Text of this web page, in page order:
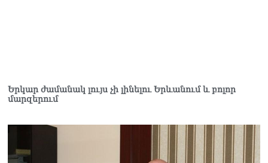
Երկար ժամանակ լույս չի լինելու Երևանում և բոլոր
մարզերում